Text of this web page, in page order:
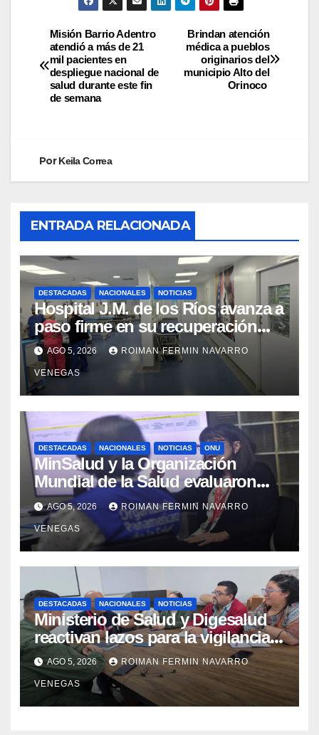
Brindan atención
médica a pueblos
originarios del
municipio Alto del
Orinoco
Misión Barrio Adentro
atendió a más de 21
mil pacientes en
despliegue nacional de
salud durante este fin
de semana
PorKeila Correa
ENTRADA RELACIONADA
DESTACADAS NACIONALES NOTICIAS
Hospital J.M. de los Ríos avanza a
paso firme en su recuperación
tras los recientes eventos
sísmicos
AGO 5, 2026 ROIMAN FERMIN NAVARRO
VENEGAS
DESTACADAS NACIONALES NOTICIAS ONU
MinSalud y la Organización
Mundial de la Salud evaluaron
propuesta técnica integral en
materia de agua saneamiento e
higiene ante contingencia sísmica
AGO 5, 2026 ROIMAN FERMIN NAVARRO
VENEGAS
DESTACADAS NACIONALES NOTICIAS
Ministerio de Salud y Digesalud
reactivan lazos para la vigilancia
epidemiológica y el control de
enfermedades
AGO 5, 2026 ROIMAN FERMIN NAVARRO
VENEGAS